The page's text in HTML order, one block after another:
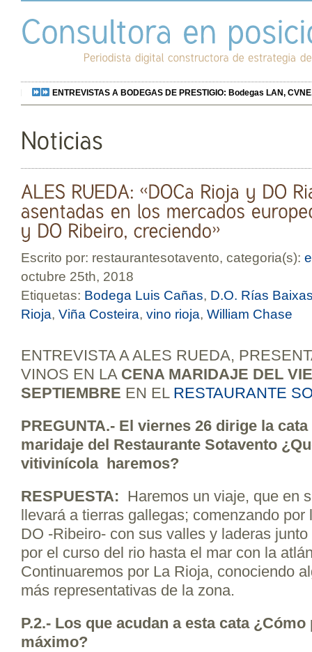
ENTREVISTAS A BODEGAS DE PRESTIGIO: Bodegas LAN,
Escrito por: restaurantesotavento, categoria(s):
octubre 25th, 2018
Etiquetas: Bodega Luis Cañas, D.O. Rías
Rioja, Viña Costeira, vino rioja, William Chase
ENTREVISTA A ALES RUEDA,
VINOS EN LA CENA MARIDAJE DEL
SEPTIEMBRE EN EL RESTAURANTE
PREGUNTA.- El viernes 26 dirige la
maridaje del Restaurante Sotavento
vitivinícola haremos?
RESPUESTA: Haremos un viaje, que en
llevará a tierras gallegas; comenzando
DO -Ribeiro- con sus valles y laderas
por el curso del rio hasta el mar con la
Continuaremos por La Rioja, conociendo
más representativas de la zona.
P.2.- Los que acudan a esta cata
máximo?